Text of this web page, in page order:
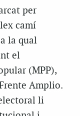
per
camí
la qual
el
(MPP),
Amplio.
li